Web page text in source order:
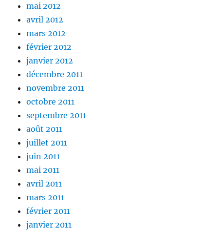
mai 2012
avril 2012
mars 2012
février 2012
janvier 2012
décembre 2011
novembre 2011
octobre 2011
septembre 2011
août 2011
juillet 2011
juin 2011
mai 2011
avril 2011
mars 2011
février 2011
janvier 2011